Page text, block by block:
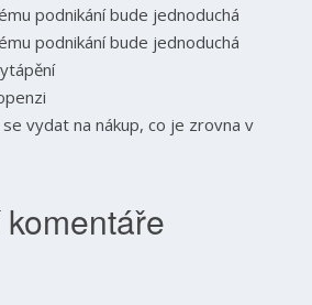
podnikání bude jednoduchá
podnikání bude jednoduchá
vydat na nákup, co je zrovna v